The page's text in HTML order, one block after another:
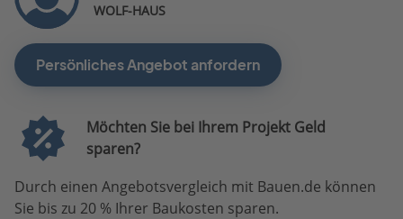
WOLF-HAUS
Persönliches Angebot anfordern
Möchten Sie bei Ihrem Projekt Geld
sparen?
Durch einen Angebotsvergleich mit Bauen.de können
Sie bis zu 20 % Ihrer Baukosten sparen.